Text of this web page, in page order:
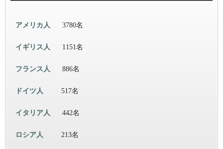
アメリカ人 3780名
イギリス人 1151名
フランス人 886名
ドイツ人 517名
イタリア人 442名
ロシア人 213名